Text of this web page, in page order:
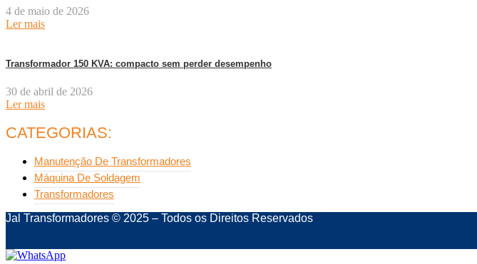
4 de maio de 2026
Ler mais
Transformador 150 KVA: compacto sem perder desempenho
30 de abril de 2026
Ler mais
CATEGORIAS:
Manutenção De Transformadores
Máquina De Soldagem
Transformadores
Jal Transformadores © 2025 – Todos os Direitos Reservados